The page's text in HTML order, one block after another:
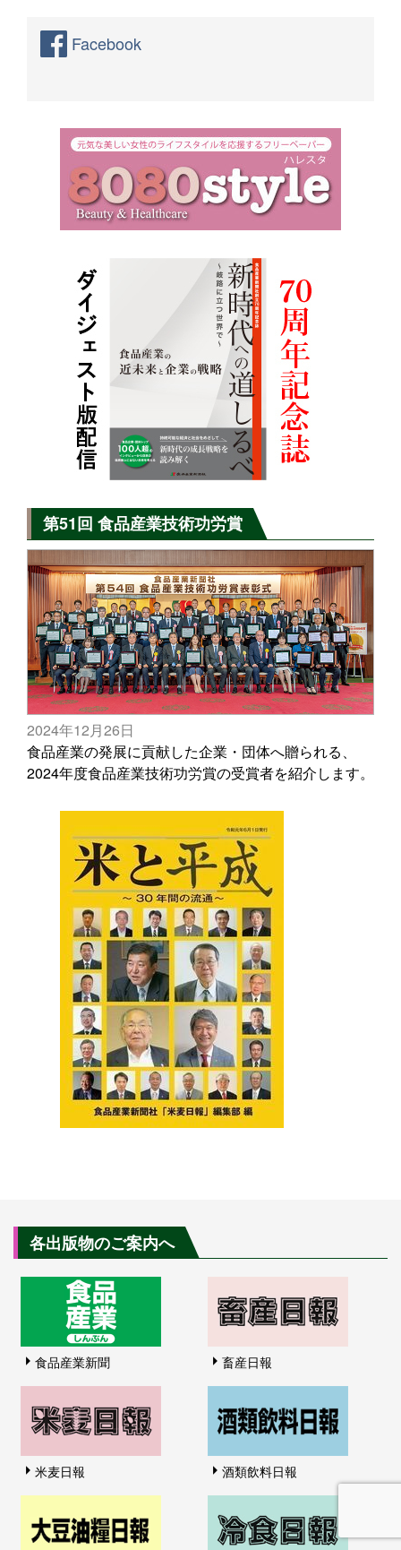
Facebook
第51回 食品産業技術功労賞
2024年12月26日
食品産業の発展に貢献した企業・団体へ贈られる、
2024年度食品産業技術功労賞の受賞者を紹介します。
各出版物のご案内へ
食品産業新聞 畜産日報
米麦日報 酒類飲料日報